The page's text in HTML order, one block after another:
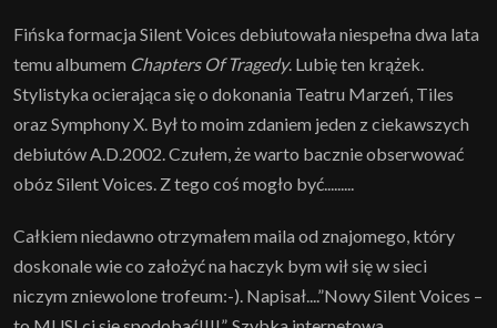
Fińska formacja Silent Voices debiutowała niespełna dwa lata
temu albumem Chapters Of Tragedy. Lubię ten krążek.
Stylistyka ocierająca się o dokonania Teatru Marzeń, Tiles
oraz Symphony X. Był to moim zdaniem jeden z ciekawszych
debiutów A.D.2002. Czułem, że warto bacznie obserwować
obóz Silent Voices. Z tego coś mogło być.........
Całkiem niedawno otrzymałem maila od znajomego, który
doskonale wie co założyć na haczyk bym wił się w sieci
niczym zniewolone trofeum:-). Napisał....”Nowy Silent Voices –